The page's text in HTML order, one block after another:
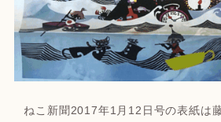
ねこ新聞2017年1月12日号の表紙は